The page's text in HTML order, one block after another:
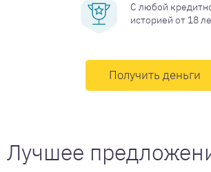
С любой
историей от 18
Получить деньги
Лучшее